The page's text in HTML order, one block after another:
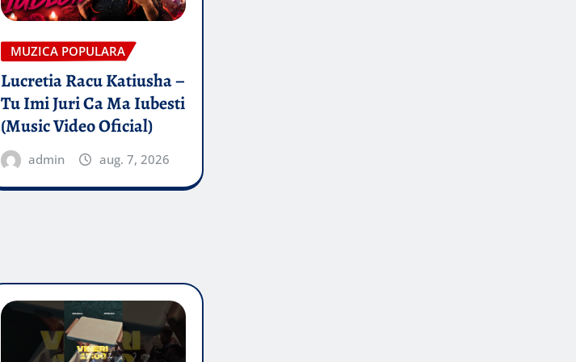
MUZICA POPULARA
Lucretia Racu Katiusha –
Tu Imi Juri Ca Ma Iubesti
(Music Video Oficial)
admin aug. 7, 2026